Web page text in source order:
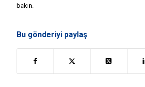
bakın.
Bu gönderiyi paylaş